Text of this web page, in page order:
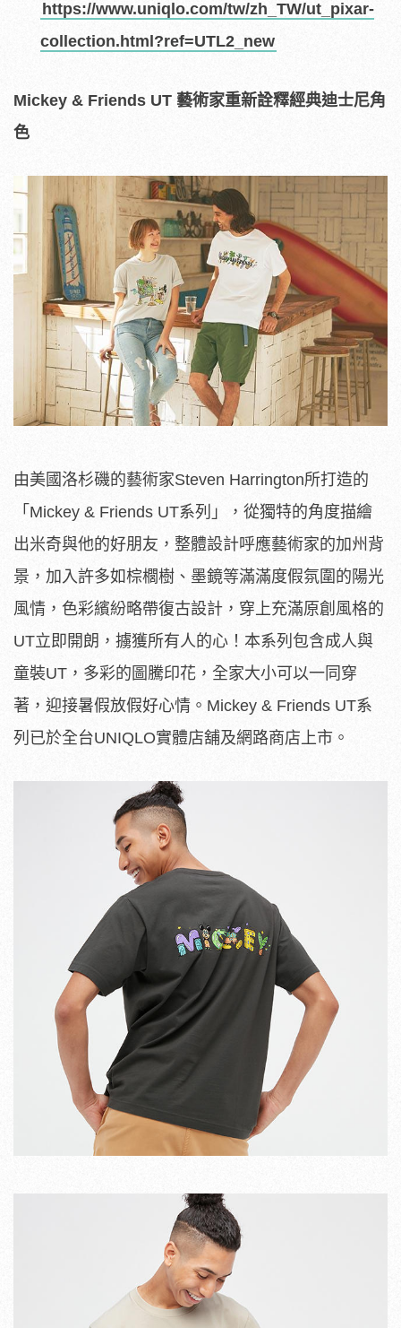
https://www.uniqlo.com/tw/zh_TW/ut_pixar-
collection.html?ref=UTL2_new
Mickey & Friends UT 藝術家重新詮釋經典迪士尼角
色
由美國洛杉磯的藝術家Steven Harrington所打造的
「Mickey & Friends UT系列」，從獨特的角度描繪
出米奇與他的好朋友，整體設計呼應藝術家的加州背
景，加入許多如棕櫚樹、墨鏡等滿滿度假氛圍的陽光
風情，色彩繽紛略帶復古設計，穿上充滿原創風格的
UT立即開朗，擄獲所有人的心！本系列包含成人與
童裝UT，多彩的圖騰印花，全家大小可以一同穿
著，迎接暑假放假好心情。Mickey & Friends UT系
列已於全台UNIQLO實體店舖及網路商店上市。